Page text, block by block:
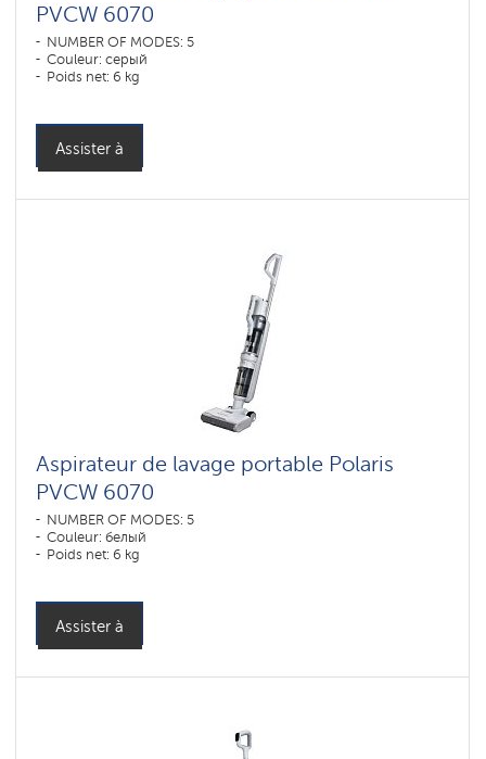
PVCW 6070
NUMBER OF MODES: 5
Couleur: серый
Poids net: 6 kg
Assister à
Aspirateur de lavage portable Polaris
PVCW 6070
NUMBER OF MODES: 5
Couleur: белый
Poids net: 6 kg
Assister à